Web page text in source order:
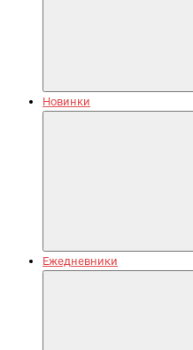
Новинки
Ежедневники